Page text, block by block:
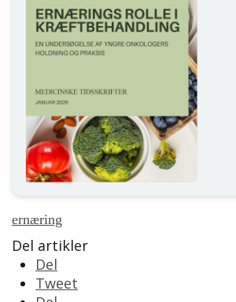
ernæring
Del artikler
Del
Tweet